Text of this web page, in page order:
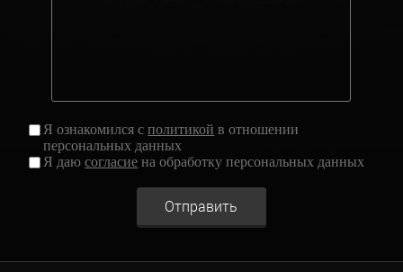
Я ознакомился сполитикой в отношении
персональных данных
Я даюсогласие на обработку персональных данных
Отправить